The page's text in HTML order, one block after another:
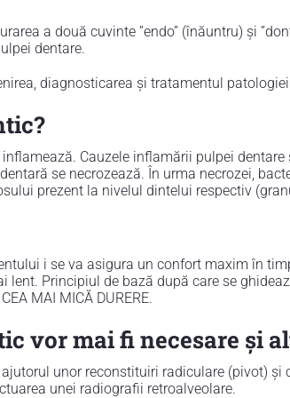
a două cuvinte ”endo” (înăuntru) și
dentare.
diagnosticarea și tratamentul
Cauzele inflamării pulpei
se necrozează. În urma necrozei,
prezent la nivelul dintelui respectiv
i se va asigura un confort maxim în
Principiul de bază după care se
MAI MICĂ DURERE.
vor mai fi necesare și
unor reconstituiri radiculare (pivot)
unei radiografii retroalveolare.